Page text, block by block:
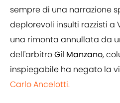
sempre di una narrazione
deplorevoli insulti razzisti a
una rimonta annullata da
dell'arbitroGil Manzano,
inspiegabile ha negato la
Carlo Ancelotti.